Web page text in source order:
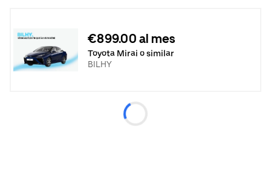
€899.00 al mes
Toyota Mirai o similar
BILHY